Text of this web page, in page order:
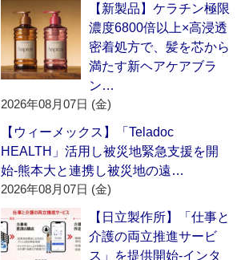
【新製品】ケラチン極限
濃度6800倍以上×高浸透
密着処方で、髪を芯から
満たす新ヘアケアブラ
ン…
2026年08月07日 (金)
【ウィーメックス】「Teladoc
HEALTH」活用し被災地緊急支援を開
始‐熊本大と連携し被災地の遠…
2026年08月07日 (金)
【日立製作所】「仕事と
介護の両立推進サービ
ス」を提供開始‐インタ